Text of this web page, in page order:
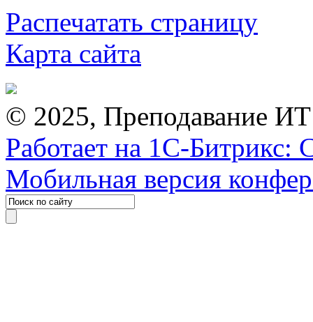
Распечатать страницу
Карта сайта
© 2025, Преподавание
Работает на 1С-Битрикс:
Мобильная версия